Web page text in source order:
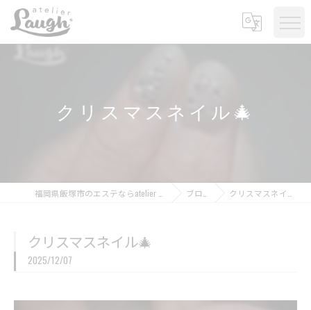
クリスマスネイル🎄
ブログ クリスマスネイル🎄
クリスマスネイル🎄
2025/12/07